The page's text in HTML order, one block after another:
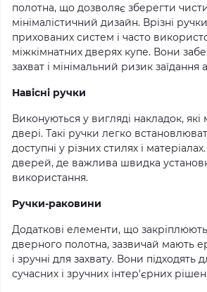
полотна, що дозволяє зберегти
мінімалістичний дизайн. Врізні
прихованих систем і часто
міжкімнатних дверях купе. Вони
захват і мінімальний ризик
Навісні ручки
Виконуються у вигляді накладок, які
двері. Такі ручки легко
доступні у різних стилях і
дверей, де важлива швидка
використання.
Ручки-раковини
Додаткові елементи, що
дверного полотна, зазвичай мають
і зручні для захвату. Вони підходять
сучасних і зручних інтер'єрних